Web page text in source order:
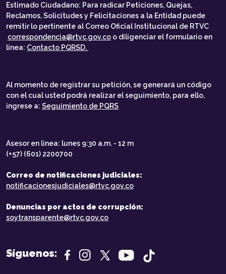
Estimado Ciudadano: Para radicar Peticiones, Quejas,
Reclamos, Solicitudes y Felicitaciones a la Entidad puede
remitir lo pertinente al Correo Oficial Institucional de RTVC
correspondencia@rtvc.gov.co o diligenciar el formulario en
línea: Contacto PQRSD.
Al momento de registrar su petición, se generará un código
con el cual usted podrá realizar el seguimiento, para ello,
ingrese a: Seguimiento de PQRS
Asesor en línea: lunes 9:30 a.m. - 12 m
(+57) (601) 2200700
Correo de notificaciones judiciales:
notificacionesjudiciales@rtvc.gov.co
Denuncias por actos de corrupción:
soytransparente@rtvc.gov.co
Síguenos: